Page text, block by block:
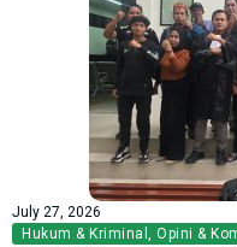
July 27, 2026
Hukum & Kriminal , Opini &